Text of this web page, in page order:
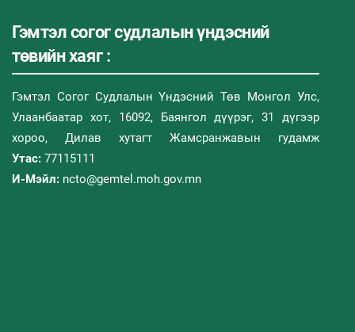
Гэмтэл согог судлалын үндэсний
төвийн хаяг :
Гэмтэл Согог Судлалын Үндэсний Төв Монгол Улс,
Улаанбаатар хот, 16092, Баянгол дүүрэг, 31 дүгээр
хороо, Дилав хутагт Жамсранжавын гудамж
Утас: 77115111
И-Мэйл: ncto@gemtel.moh.gov.mn